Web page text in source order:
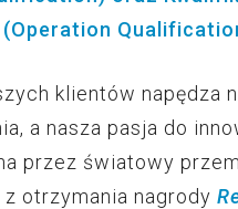
(Operation
klientów napędza
a nasza pasja do
przez światowy
otrzymania nagrody